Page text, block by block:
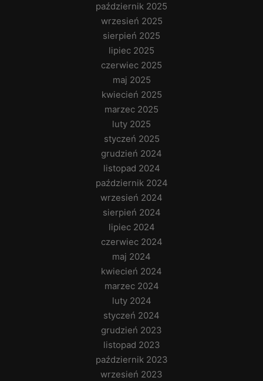
październik 2025
wrzesień 2025
sierpień 2025
lipiec 2025
czerwiec 2025
maj 2025
kwiecień 2025
marzec 2025
luty 2025
styczeń 2025
grudzień 2024
listopad 2024
październik 2024
wrzesień 2024
sierpień 2024
lipiec 2024
czerwiec 2024
maj 2024
kwiecień 2024
marzec 2024
luty 2024
styczeń 2024
grudzień 2023
listopad 2023
październik 2023
wrzesień 2023